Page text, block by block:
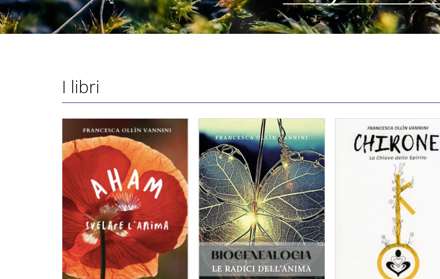
I libri
ACQUISTA PRODOTTO
DETTAGLI
ACQUISTA PRODOTTO
/
DETTAGLI
ACQUISTA PRODOTTO
DETTAGLI